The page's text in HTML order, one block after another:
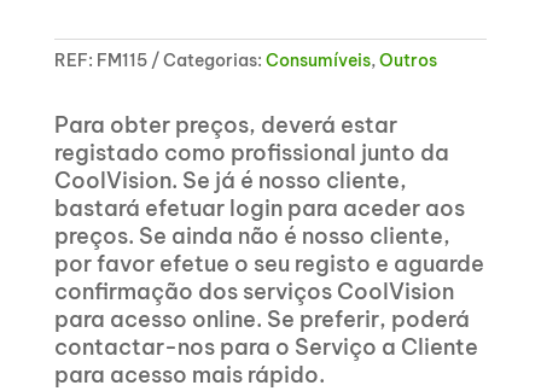
REF: FM115 Categorias: Consumíveis,Outros
Para obter preços, deverá estar
registado como profissional junto da
CoolVision. Se já é nosso cliente,
bastará efetuar login para aceder aos
preços. Se ainda não é nosso cliente,
por favor efetue o seu registo e aguarde
confirmação dos serviços CoolVision
para acesso online. Se preferir, poderá
contactar-nos para o Serviço a Cliente
para acesso mais rápido.